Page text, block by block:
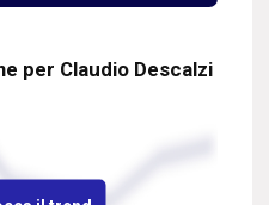
per Claudio Descalzi